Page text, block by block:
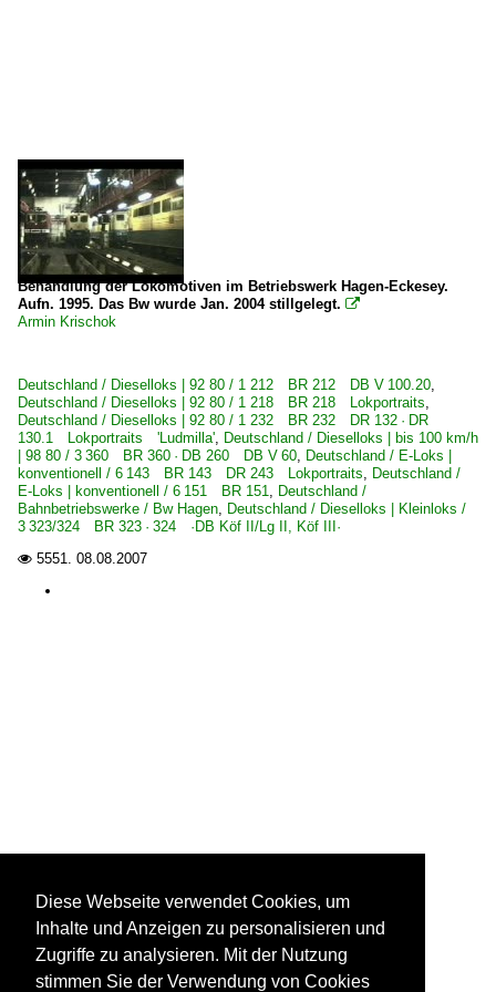
Behandlung der Lokomotiven im Betriebswerk Hagen-Eckesey.
Aufn. 1995. Das Bw wurde Jan. 2004 stillgelegt. 
Armin Krischok
Deutschland / Dieselloks | 92 80 / 1 212 BR 212 DB V 100.20,
Deutschland / Dieselloks | 92 80 / 1 218 BR 218 Lokportraits,
Deutschland / Dieselloks | 92 80 / 1 232 BR 232 DR 132 · DR
130.1 Lokportraits 'Ludmilla', Deutschland / Dieselloks | bis 100 km/h
| 98 80 / 3 360 BR 360 · DB 260 DB V 60, Deutschland / E-Loks |
konventionell / 6 143 BR 143 DR 243 Lokportraits, Deutschland /
E-Loks | konventionell / 6 151 BR 151, Deutschland /
Bahnbetriebswerke / Bw Hagen, Deutschland / Dieselloks | Kleinloks /
3 323/324 BR 323 · 324 ·DB Köf II/Lg II, Köf III·
 5551. 08.08.2007
Diese Webseite verwendet Cookies, um
Inhalte und Anzeigen zu personalisieren und
Zugriffe zu analysieren. Mit der Nutzung
stimmen Sie der Verwendung von Cookies